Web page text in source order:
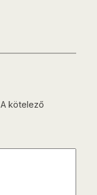
A kötelező